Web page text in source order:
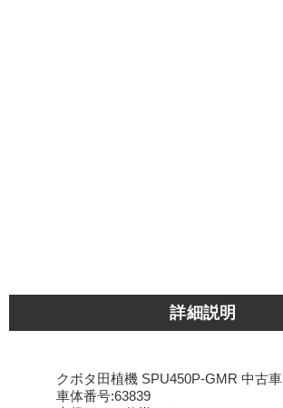
詳細説明
クボタ田植機 SPU450P-GMR 中古車
車体番号:63839